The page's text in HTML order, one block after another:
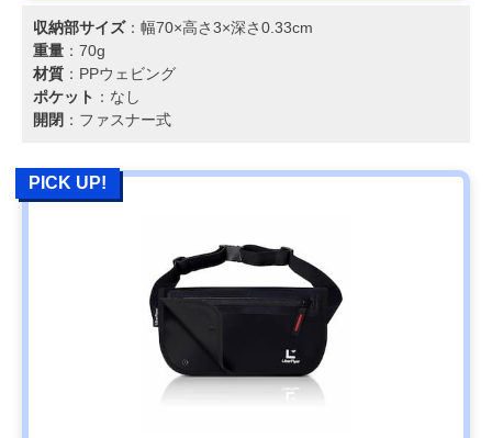
収納部サイズ：幅70×高さ3×深さ0.33cm
重量 ：70g
材質 ：PPウェビング
ポケット ：なし
開閉 ：ファスナー式
PICK UP!